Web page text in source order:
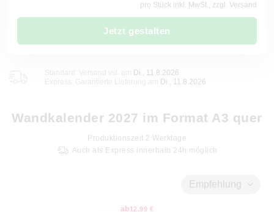
pro Stück inkl. MwSt., zzgl. Versand
Jetzt gestalten
Di., 11.8.2026
Express: Garantierte Lieferung am
Di., 11.8.2026
Wandkalender 2027 im Format A3 quer
Produktionszeit 2 Werktage
Auch als Express innerhalb 24h möglich
Empfehlung
ab12,99 €